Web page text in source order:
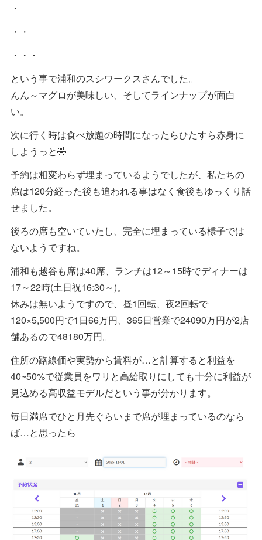
・
・・
・・・
という事で浦和のスシワークスさんでした。
んん～マグロが美味しい、そしてラインナップが面白
い。
次に行く時は食べ放題の時間になったらひたすら赤身に
しようっと🤣
予約は相変わらず埋まっているようでしたが、私たちの
席は120分経った後も追われる事はなく食後もゆっくり話
せました。
後ろの席も空いていたし、完全に埋まっている様子では
ないようですね。
浦和も越谷も席は40席、ランチは12～15時でディナーは
17～22時(土日祝16:30～)。
休みは無いようですので、昼1回転、夜2回転で
120×5,500円で1日66万円、365日営業で24090万円が2店
舗あるので48180万円。
住所の路線価や実勢から賃料が…と計算すると利益を
40~50%で従業員をワリと高給取りにしても十分に利益が
見込める高収益モデルだという事が分かります。
毎日満席でひと月先ぐらいまで席が埋まっているのなら
ば…と思ったら